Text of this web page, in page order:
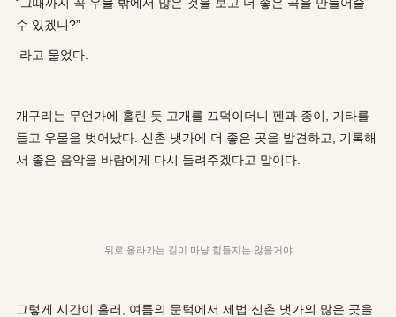
“그때까지 꼭 우물 밖에서 많은 것을 보고 더 좋은 곡을 만들어줄
수 있겠니?”
라고 물었다.
개구리는 무언가에 홀린 듯 고개를 끄덕이더니 펜과 종이, 기타를
들고 우물을 벗어났다. 신촌 냇가에 더 좋은 곳을 발견하고, 기록해
서 좋은 음악을 바람에게 다시 들려주겠다고 말이다.
위로 올라가는 길이 마냥 힘들지는 않을거야
그렇게 시간이 흘러, 여름의 문턱에서 제법 신촌 냇가의 많은 곳을